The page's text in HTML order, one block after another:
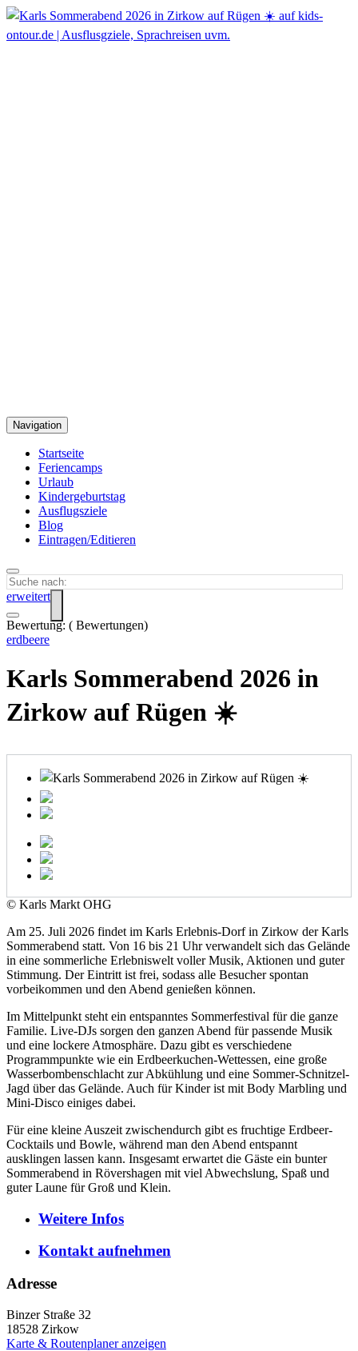
Navigation
Startseite
Feriencamps
Urlaub
Kindergeburtstag
Ausflugsziele
Blog
Eintragen/Editieren
erweitert
Bewertung: ( Bewertungen)
erdbeere
Karls Sommerabend 2026 in
Zirkow auf Rügen ☀️
© Karls Markt OHG
Am 25. Juli 2026 findet im Karls Erlebnis-Dorf in Zirkow der Karls
Sommerabend statt. Von 16 bis 21 Uhr verwandelt sich das Gelände
in eine sommerliche Erlebniswelt voller Musik, Aktionen und guter
Stimmung. Der Eintritt ist frei, sodass alle Besucher spontan
vorbeikommen und den Abend genießen können.
Im Mittelpunkt steht ein entspanntes Sommerfestival für die ganze
Familie. Live-DJs sorgen den ganzen Abend für passende Musik
und eine lockere Atmosphäre. Dazu gibt es verschiedene
Programmpunkte wie ein Erdbeerkuchen-Wettessen, eine große
Wasserbombenschlacht zur Abkühlung und eine Sommer-Schnitzel-
Jagd über das Gelände. Auch für Kinder ist mit Body Marbling und
Mini-Disco einiges dabei.
Für eine kleine Auszeit zwischendurch gibt es fruchtige Erdbeer-
Cocktails und Bowle, während man den Abend entspannt
ausklingen lassen kann. Insgesamt erwartet die Gäste ein bunter
Sommerabend in Rövershagen mit viel Abwechslung, Spaß und
guter Laune für Groß und Klein.
Weitere Infos
Kontaktaufnehmen
Adresse
Binzer Straße 32
18528 Zirkow
Karte & Routenplaner anzeigen